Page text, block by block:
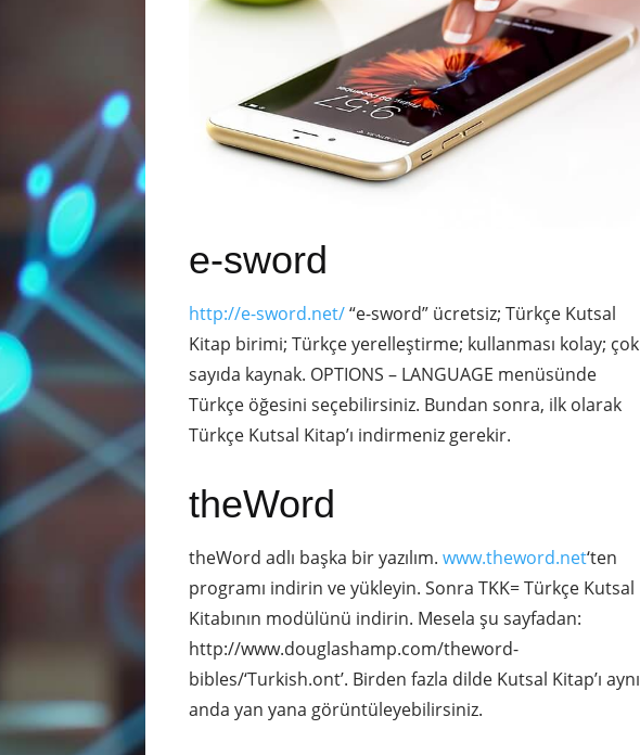
e-sword
http://e-sword.net/“e-sword” ücretsiz; Türkçe Kutsal
Kitap birimi; Türkçe yerelleştirme; kullanması kolay; çok
sayıda kaynak. OPTIONS – LANGUAGE menüsünde
Türkçe öğesini seçebilirsiniz. Bundan sonra, ilk olarak
Türkçe Kutsal Kitap’ı indirmeniz gerekir.
theWord
theWord adlı başka bir yazılım.www.theword.net‘ten
programı indirin ve yükleyin. Sonra TKK= Türkçe Kutsal
Kitabının modülünü indirin. Mesela şu sayfadan:
http://www.douglashamp.com/theword-
bibles/‘Turkish.ont’. Birden fazla dilde Kutsal Kitap’ı aynı
anda yan yana görüntüleyebilirsiniz.